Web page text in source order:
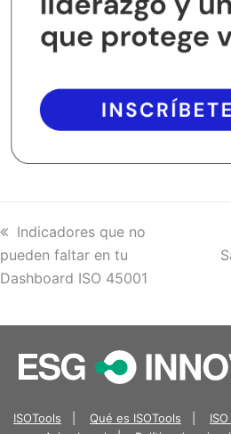
previous
post:
Indicadores que no
pueden faltar en tu
Dashboard ISO 45001
ISOTools Qué es ISOTools